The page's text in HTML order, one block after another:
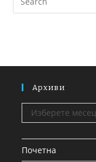
Архиви
Изберете месец
Почетна